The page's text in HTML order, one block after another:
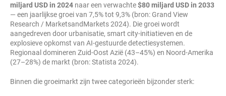
miljard USD in 2024 naar een verwachte$80 miljard USD in 2033
— een jaarlijkse groei van 7,5% tot 9,3% (bron: Grand View
Research / MarketsandMarkets 2024). Die groei wordt
aangedreven door urbanisatie, smart city-initiatieven en de
explosieve opkomst van AI-gestuurde detectiesystemen.
Regionaal domineren Zuid-Oost Azië (43–45%) en Noord-Amerika
(27–28%) de markt (bron: Statista 2024).
Binnen die groeimarkt zijn twee categorieën bijzonder sterk: